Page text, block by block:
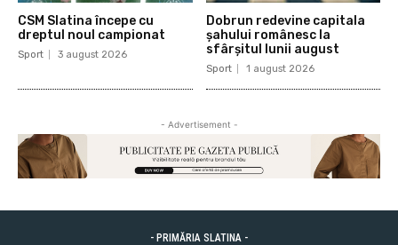
CSM Slatina începe cu
dreptul noul campionat
Sport 3 august 2026
Dobrun redevine capitala
șahului românesc la
sfârșitul lunii august
Sport 1 august 2026
- Advertisement -
- PRIMĂRIA SLATINA -